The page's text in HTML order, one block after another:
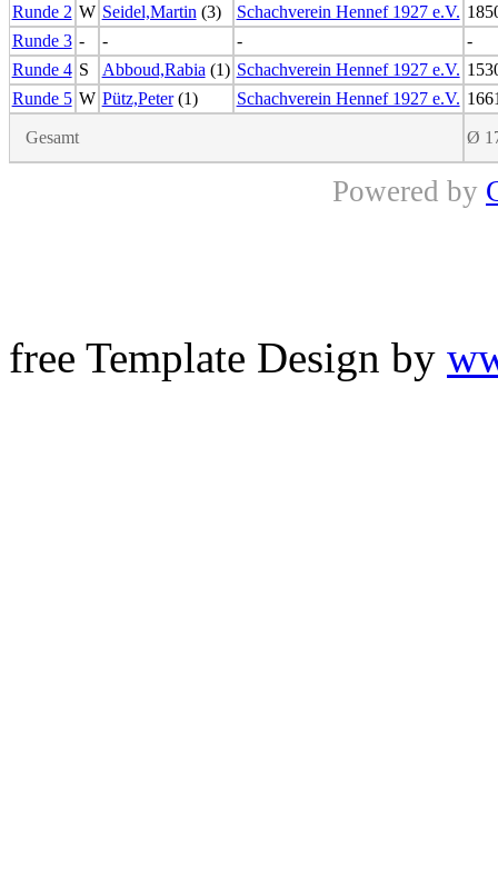
Runde 2 W Seidel,Martin (3) Schachverein Hennef 1927 e.V.
Runde 3 - - -
-
Runde 4 S Abboud,Rabia (1) Schachverein Hennef 1927 e.V.
Runde 5 W Pütz,Peter(1) Schachverein Hennef 1927 e.V.
Gesamt Ø
Powered by
free Template Design by